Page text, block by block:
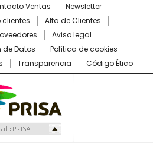
Ventas
Newsletter
clientes
Alta de Clientes
Aviso legal
de Datos
Política de cookies
Transparencia Código Ético